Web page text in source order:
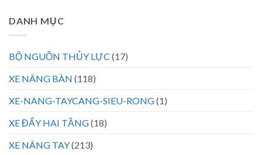
DANH MỤC
BỘ NGUỒN THỦY LỰC (17)
XE NÂNG BÀN (118)
XE-NANG-TAYCANG-SIEU-RONG(1)
XE ĐẨY HAI TẦNG(18)
XE NÂNG TAY(213)